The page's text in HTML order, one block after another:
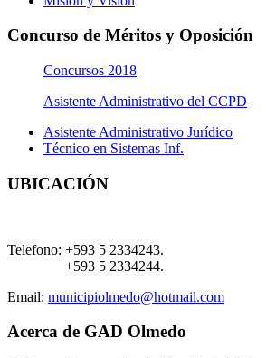
Concurso de Méritos y Oposición
Concursos 2018
Asistente Administrativo del CCPD
Asistente Administrativo Jurídico
Técnico en Sistemas Inf.
UBICACIÓN
Telefono: +593 5 2334243.
+593 5 2334244.
Email: municipiolmedo@hotmail.com
Acerca de GAD Olmedo